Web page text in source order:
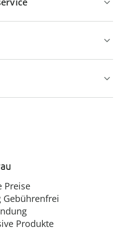
Preise
Gebührenfrei
Produkte